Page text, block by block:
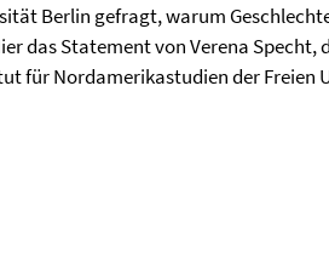
Berlin gefragt, warum
das Statement von Verena Specht,
für Nordamerikastudien der Freien